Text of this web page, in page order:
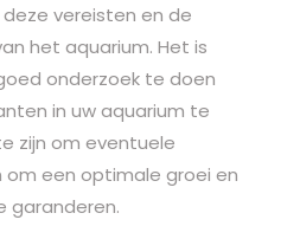
vereisten en de
het aquarium. Het is
onderzoek te doen
in uw aquarium te
zijn om eventuele
een optimale groei en
garanderen.